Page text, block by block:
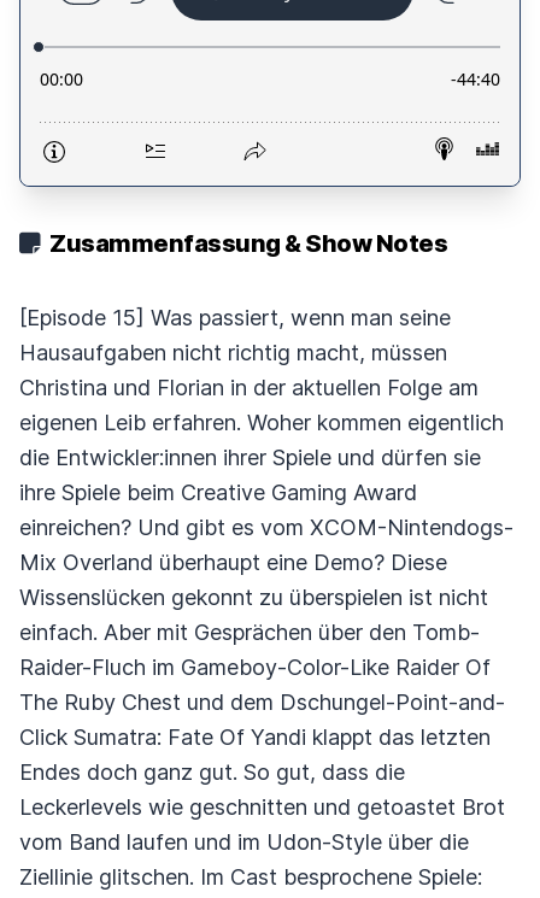
Zusammenfassung & Show Notes
[Episode 15] Was passiert, wenn man seine
Hausaufgaben nicht richtig macht, müssen
Christina und Florian in der aktuellen Folge am
eigenen Leib erfahren. Woher kommen eigentlich
die Entwickler:innen ihrer Spiele und dürfen sie
ihre Spiele beim Creative Gaming Award
einreichen? Und gibt es vom XCOM-Nintendogs-
Mix Overland überhaupt eine Demo? Diese
Wissenslücken gekonnt zu überspielen ist nicht
einfach. Aber mit Gesprächen über den Tomb-
Raider-Fluch im Gameboy-Color-Like Raider Of
The Ruby Chest und dem Dschungel-Point-and-
Click Sumatra: Fate Of Yandi klappt das letzten
Endes doch ganz gut. So gut, dass die
Leckerlevels wie geschnitten und getoastet Brot
vom Band laufen und im Udon-Style über die
Ziellinie glitschen. Im Cast besprochene Spiele: